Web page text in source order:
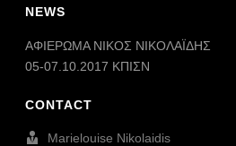
NEWS
ΑΦΙΕΡΩΜΑ ΝΙΚΟΣ ΝΙΚΟΛΑΪΔΗΣ
05-07.10.2017 ΚΠΙΣΝ
CONTACT
Marielouise Nikolaidis